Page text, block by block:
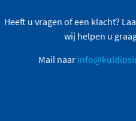
Heeft u vragen of een klacht?
wij helpen u
Mail naar